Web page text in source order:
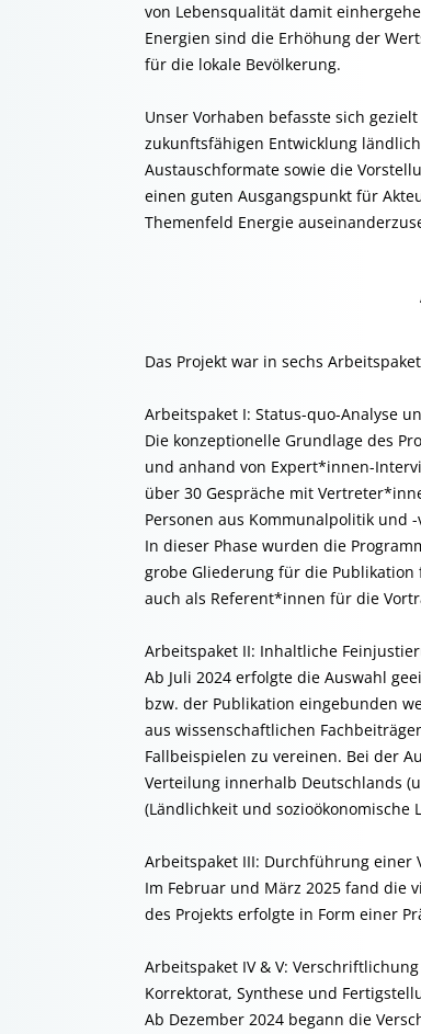
von Lebensqualität damit
Energien sind die Erhöhung der
für die lokale Bevölkerung.
Unser Vorhaben befasste sich
zukunftsfähigen Entwicklung
Austauschformate sowie die
einen guten Ausgangspunkt für
Themenfeld Energie
Das Projekt war in sechs
Arbeitspaket I: Status-quo-Analyse
Die konzeptionelle Grundlage des
und anhand von Expert*innen-
über 30 Gespräche mit
Personen aus Kommunalpolitik und
In dieser Phase wurden die
grobe Gliederung für die
auch als Referent*innen für die
Arbeitspaket II: Inhaltliche
Ab Juli 2024 erfolgte die Auswahl
bzw. der Publikation eingebunden
aus wissenschaftlichen
Fallbeispielen zu vereinen. Bei der
Verteilung innerhalb Deutschlands
(Ländlichkeit und sozioökonomische
Arbeitspaket III: Durchführung einer
Im Februar und März 2025 fand die
des Projekts erfolgte in Form einer
Arbeitspaket IV & V:
Korrektorat, Synthese und
Ab Dezember 2024 begann die